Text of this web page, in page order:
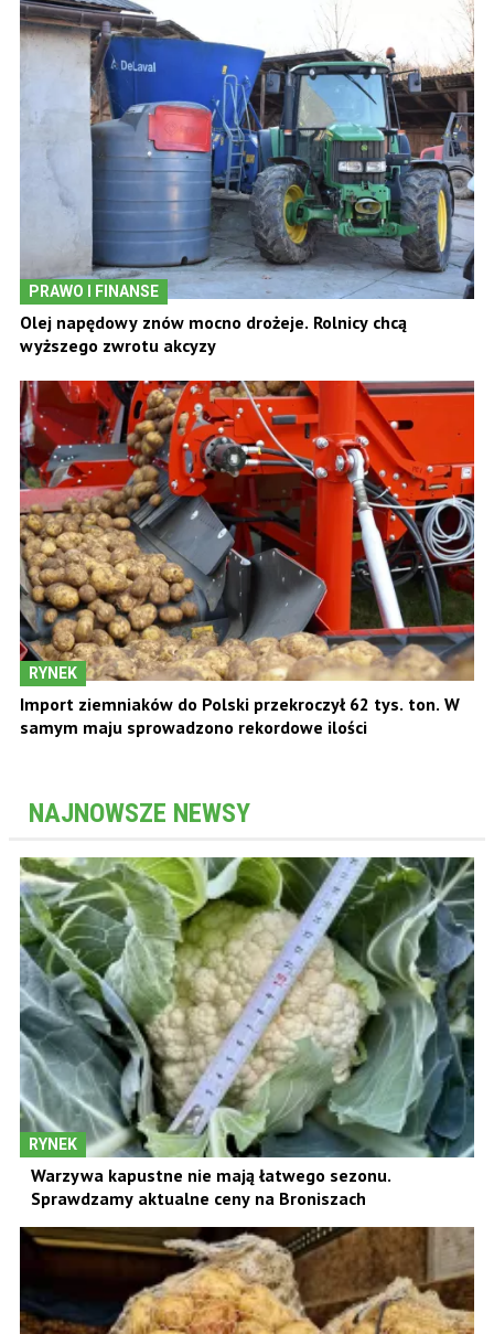
PRAWO I FINANSE
Olej napędowy znów mocno drożeje. Rolnicy chcą
wyższego zwrotu akcyzy
RYNEK
Import ziemniaków do Polski przekroczył 62 tys. ton. W
samym maju sprowadzono rekordowe ilości
NAJNOWSZE NEWSY
RYNEK
Warzywa kapustne nie mają łatwego sezonu.
Sprawdzamy aktualne ceny na Broniszach